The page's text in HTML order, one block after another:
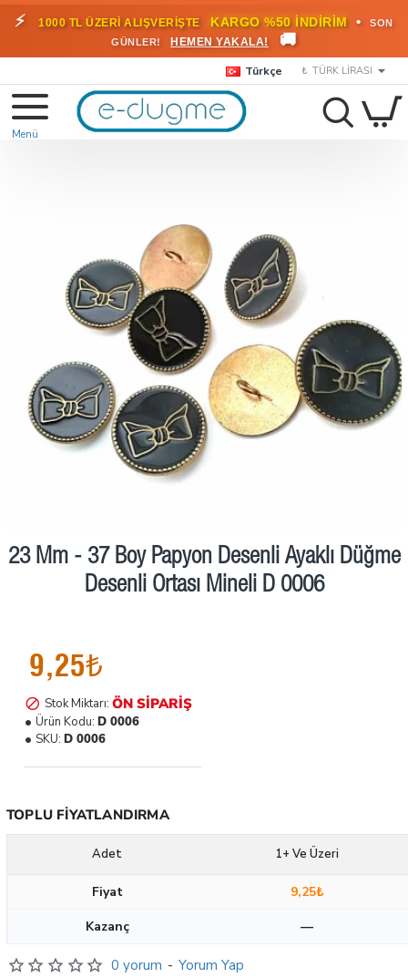
⚡ 1000 TL ÜZERİ ALIŞVERİŞTE KARGO %50 İNDİRİM •
SON
GÜNLER!
HEMEN YAKALA! 🚚
Türkçe ₺ TÜRK LIRASI
Ön Sipariş
23 Mm - 37 Boy Papyon Desenli Ayaklı Düğme
Desenli Ortası Mineli D 0006
0 yorum - Yorum Yap
9,25₺
Stok Miktarı: ÖN SIPARIŞ
Ürün Kodu: D 0006
SKU: D 0006
TOPLU FIYATLANDIRMA
Adet 1+ Ve Üzeri
Fiyat
9,25₺
Kazanç
—